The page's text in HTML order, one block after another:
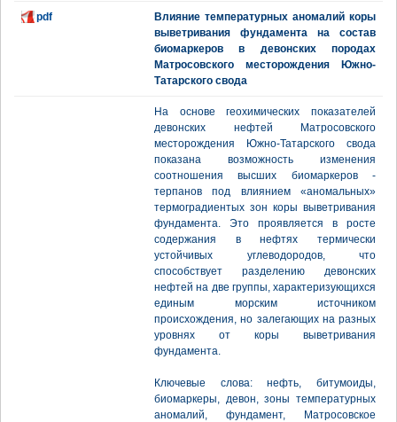
pdf
Влияние температурных аномалий коры
выветривания фундамента на состав
биомаркеров в девонских породах
Матросовского месторождения Южно-
Татарского свода
На основе геохимических показателей
девонских нефтей Матросовского
месторождения Южно-Татарского свода
показана возможность изменения
соотношения высших биомаркеров -
терпанов под влиянием «аномальных»
термоградиентых зон коры выветривания
фундамента. Это проявляется в росте
содержания в нефтях термически
устойчивых углеводородов, что
способствует разделению девонских
нефтей на две группы, характеризующихся
единым морским источником
происхождения, но залегающих на разных
уровнях от коры выветривания
фундамента.
Ключевые слова: нефть, битумоиды,
биомаркеры, девон, зоны температурных
аномалий, фундамент, Матросовское